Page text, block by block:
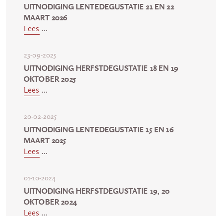
UITNODIGING LENTEDEGUSTATIE 21 EN 22
MAART 2026
Lees ...
23-09-2025
UITNODIGING HERFSTDEGUSTATIE 18 EN 19
OKTOBER 2025
Lees ...
20-02-2025
UITNODIGING LENTEDEGUSTATIE 15 EN 16
MAART 2025
Lees ...
01-10-2024
UITNODIGING HERFSTDEGUSTATIE 19, 20
OKTOBER 2024
Lees ...